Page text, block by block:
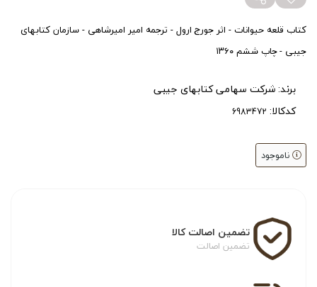
کتاب قلعه حیوانات - اثر جورج ارول - ترجمه امیر امیرشاهی - سازمان کتابهای
جیبی - چاپ ششم ۱۳۶۰
برند:شرکت سهامی کتابهای جیبی
کدکالا:
ناموجود
تضمین اصالت کالا
تضمین اصالت